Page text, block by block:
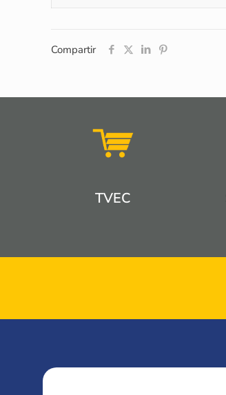
Compartir
TVEC